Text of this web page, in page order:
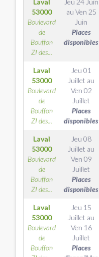
Laval
53000
Boulevard
de
Bouffon
ZI des...
Jeu 24 Juin
au Ven 25
Juin
Places
disponibles
Laval
53000
Boulevard
de
Bouffon
ZI des...
Jeu 01
Juillet au
Ven 02
Juillet
Places
disponibles
Laval
53000
Boulevard
de
Bouffon
ZI des...
Jeu 08
Juillet au
Ven 09
Juillet
Places
disponibles
Laval
53000
Boulevard
de
Bouffon
Jeu 15
Juillet au
Ven 16
Juillet
Places